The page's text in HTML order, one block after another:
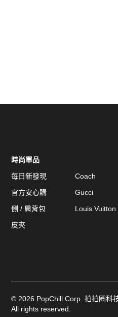
時尚單品
每日新發現
官方安心購
側 / 肩背包
皮夾
Coach
Gucci
Louis Vuitton
© 2026 PopChill Corp. 拍拍圈科
All rights reserved.